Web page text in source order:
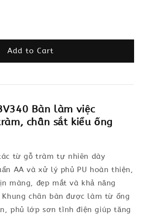
Add to Cart
Bàn làm việc
chân sắt kiểu ống
từ gỗ tràm tự nhiên dày
AA và xử lý phủ PU hoàn thiện,
màng, đẹp mắt và khả năng
chân bàn được làm từ ống
phủ lớp sơn tĩnh điện giúp tăng